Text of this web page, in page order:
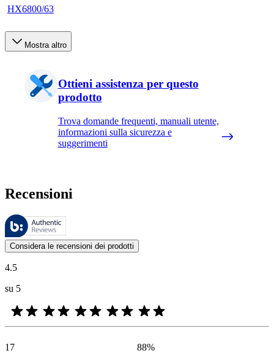
HX6800/63
Mostra altro
Ottieni assistenza per questo
prodotto
Trova domande frequenti, manuali utente,
informazioni sulla sicurezza e
suggerimenti
Recensioni
Queste recensioni sono gestite da Bazaarvoice e sono conformi
Le valutazioni dei prodotti e le classificazioni in stelle da parte degli
Considera le recensioni dei prodotti
4.5
su 5
17
88%